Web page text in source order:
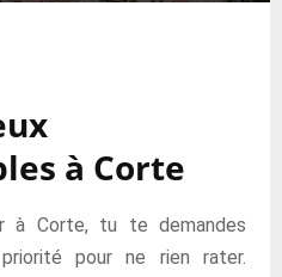
à Corte
à Corte, tu te demandes
pour ne rien rater.